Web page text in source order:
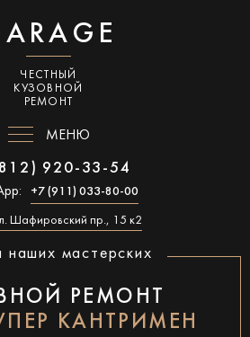
ЧЕСТНЫЙ
КУЗОВНОЙ
РЕМОНТ
МЕНЮ
920-33-54
+7 (911) 033-80-00
Шафировский пр., 15 к2
наших мастерских
РЕМОНТ
КАНТРИМЕН